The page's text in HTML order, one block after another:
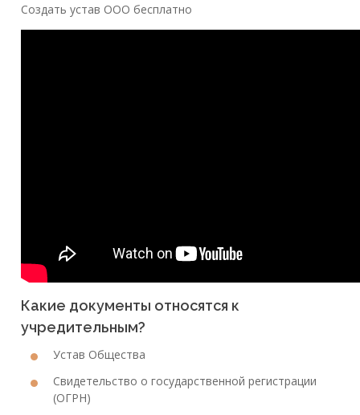
Создать устав ООО бесплатно
Какие документы относятся к
учредительным?
Устав Общества
Свидетельство о государственной регистрации
(ОГРН)